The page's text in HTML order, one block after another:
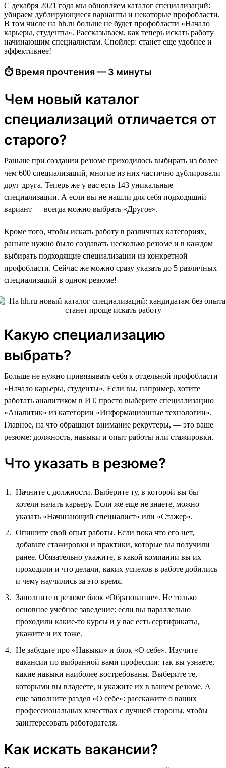
С декабря 2021 года мы обновляем каталог специализаций:
убираем дублирующиеся варианты и некоторые профобласти.
В том числе на hh.ru больше не будет профобласти «Начало
карьеры, студенты». Рассказываем, как теперь искать работу
начинающим специалистам. Спойлер: станет еще удобнее и
эффективнее!
⏱ Время прочтения — 3 минуты
Чем новый каталог
специализаций отличается от
старого?
Раньше при создании резюме приходилось выбирать из более
чем 600 специализаций, многие из них частично дублировали
друг друга. Теперь же у вас есть 143 уникальные
специализации. А если вы не нашли для себя подходящий
вариант — всегда можно выбрать «Другое».
Кроме того, чтобы искать работу в различных категориях,
раньше нужно было создавать несколько резюме и в каждом
выбирать подходящие специализации из конкретной
профобласти. Сейчас же можно сразу указать до 5 различных
специализаций в одном резюме!
Какую специализацию
выбрать?
Больше не нужно привязывать себя к отдельной профобласти
«Начало карьеры, студенты». Если вы, например, хотите
работать аналитиком в ИТ, просто выберите специализацию
«Аналитик» из категории «Информационные технологии».
Главное, на что обращают внимание рекрутеры, — это ваше
резюме: должность, навыки и опыт работы или стажировки.
Что указать в резюме?
Начните с должности. Выберите ту, в которой вы бы
хотели начать карьеру. Если же еще не знаете, можно
указать «Начинающий специалист» или «Стажер».
Опишите свой опыт работы. Если пока что его нет,
добавьте стажировки и практики, которые вы получили
ранее. Обязательно укажите, в какой компании вы их
проходили и что делали, каких успехов в работе добились
и чему научились за это время.
Заполните в резюме блок «Образование». Не только
основное учебное заведение: если вы параллельно
проходили какие-то курсы и у вас есть сертификаты,
укажите и их тоже.
Не забудьте про «Навыки» и блок «О себе». Изучите
вакансии по выбранной вами профессии: так вы узнаете,
какие навыки наиболее востребованы. Выберите те,
которыми вы владеете, и укажите их в вашем резюме. А
еще заполните раздел «О себе»: расскажите о ваших
профессиональных качествах с лучшей стороны, чтобы
заинтересовать работодателя.
Как искать вакансии?